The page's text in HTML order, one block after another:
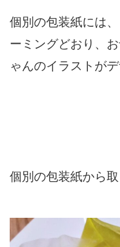
個別の包装紙には
ーミングどおり、
ゃんのイラストが
個別の包装紙から取